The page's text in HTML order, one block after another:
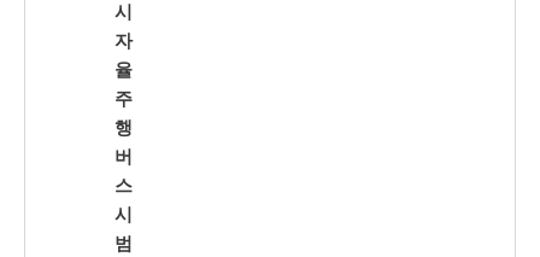
시
자
율
주
행
버
스
시
범